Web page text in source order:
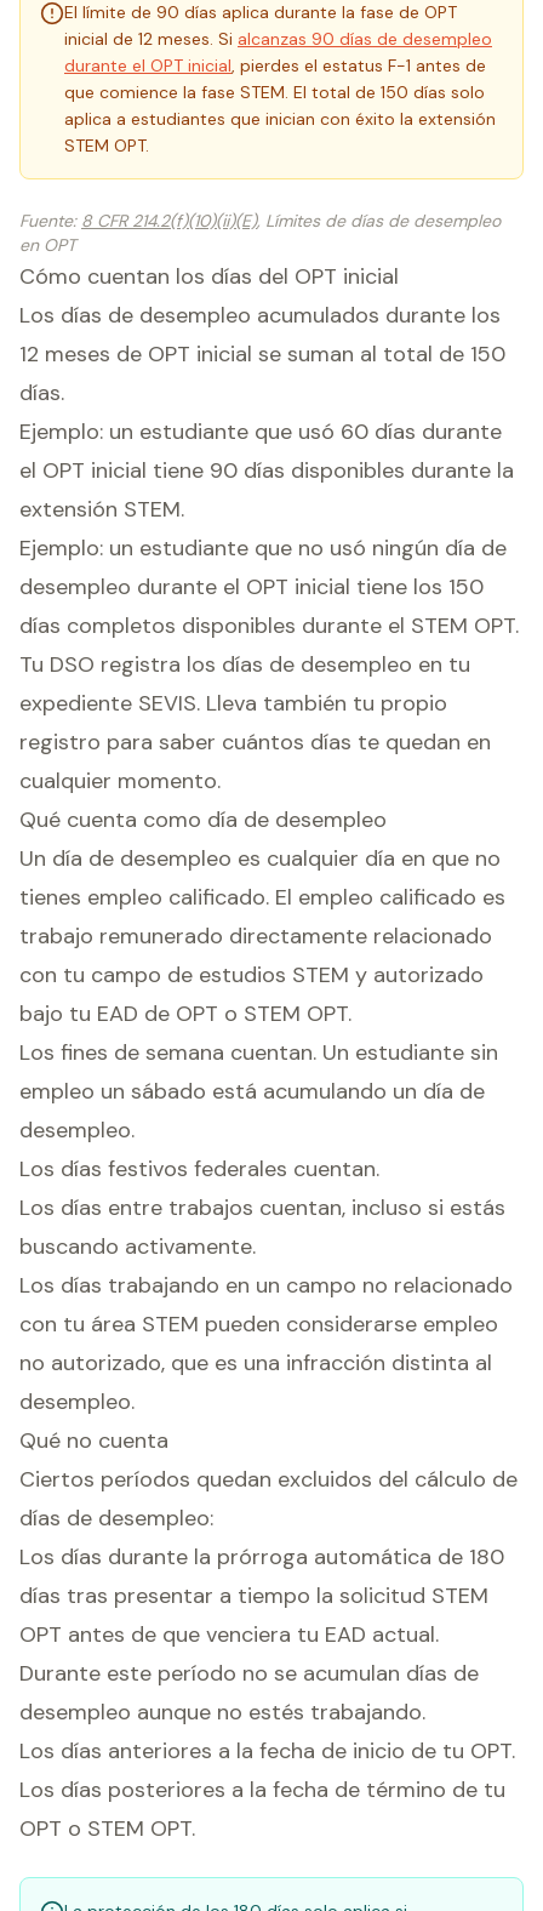
El límite de 90 días aplica durante la fase de OPT
inicial de 12 meses. Si alcanzas 90 días de desempleo
durante el OPT inicial, pierdes el estatus F-1 antes de
que comience la fase STEM. El total de 150 días solo
aplica a estudiantes que inician con éxito la extensión
STEM OPT.
Fuente: 8 CFR 214.2(f)(10)(ii)(E), Límites de días de desempleo
en OPT
Cómo cuentan los días del OPT inicial
Los días de desempleo acumulados durante los
12 meses de OPT inicial se suman al total de 150
días.
Ejemplo: un estudiante que usó 60 días durante
el OPT inicial tiene 90 días disponibles durante la
extensión STEM.
Ejemplo: un estudiante que no usó ningún día de
desempleo durante el OPT inicial tiene los 150
días completos disponibles durante el STEM OPT.
Tu DSO registra los días de desempleo en tu
expediente SEVIS. Lleva también tu propio
registro para saber cuántos días te quedan en
cualquier momento.
Qué cuenta como día de desempleo
Un día de desempleo es cualquier día en que no
tienes empleo calificado. El empleo calificado es
trabajo remunerado directamente relacionado
con tu campo de estudios STEM y autorizado
bajo tu EAD de OPT o STEM OPT.
Los fines de semana cuentan. Un estudiante sin
empleo un sábado está acumulando un día de
desempleo.
Los días festivos federales cuentan.
Los días entre trabajos cuentan, incluso si estás
buscando activamente.
Los días trabajando en un campo no relacionado
con tu área STEM pueden considerarse empleo
no autorizado, que es una infracción distinta al
desempleo.
Qué no cuenta
Ciertos períodos quedan excluidos del cálculo de
días de desempleo:
Los días durante la prórroga automática de 180
días tras presentar a tiempo la solicitud STEM
OPT antes de que venciera tu EAD actual.
Durante este período no se acumulan días de
desempleo aunque no estés trabajando.
Los días anteriores a la fecha de inicio de tu OPT.
Los días posteriores a la fecha de término de tu
OPT o STEM OPT.